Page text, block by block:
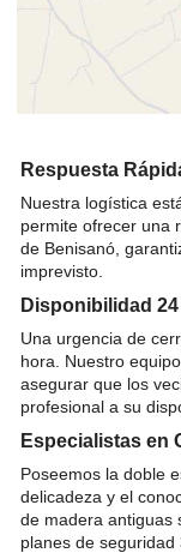
Respuesta
Nuestra logística
permite ofrecer una
de Benisanó,
imprevisto.
Disponibilidad
Una urgencia de
hora. Nuestro
asegurar que los
profesional a su
Especialistas en
Poseemos la doble
delicadeza y el
de madera antiguas
planes de seguridad